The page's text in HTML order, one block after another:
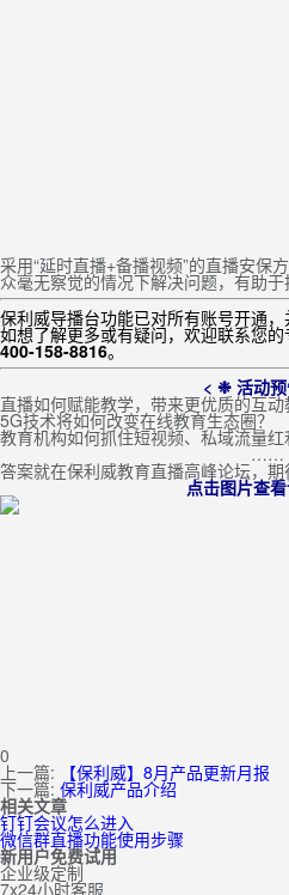
采用“延时直播+备播视频”的直播安保
众毫无察觉的情况下解决问题，有助
保利威导播台功能已对所有账号开通，
如想了解更多或有疑问，欢迎联系您的
400-158-8816。
< ❉ 活动
直播如何赋能教学，带来更优质的互动
5G技术将如何改变在线教育生态圈？
教育机构如何抓住短视频、私域流量红
……
答案就在保利威教育直播高峰论坛，期
点击图片查
0
上一篇: 【保利威】8月产品更新月报
下一篇: 保利威产品介绍
相关文章
钉钉会议怎么进入
微信群直播功能使用步骤
新用户免费试用
企业级定制
7x24小时客服